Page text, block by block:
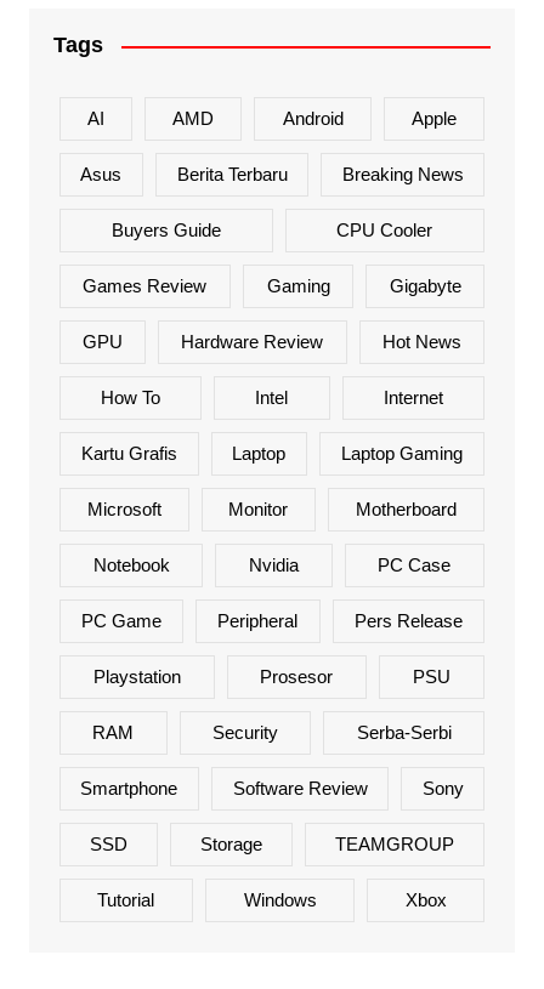
Tags
AI AMD Android Apple
Asus Berita Terbaru Breaking News
Buyers Guide CPU Cooler
Games Review Gaming Gigabyte
GPU Hardware Review Hot News
How To Intel Internet
Kartu Grafis Laptop Laptop Gaming
Microsoft Monitor Motherboard
Notebook Nvidia PC Case
PC Game Peripheral Pers Release
Playstation Prosesor PSU
RAM Security Serba-Serbi
Smartphone Software Review Sony
SSD Storage TEAMGROUP
Tutorial Windows Xbox